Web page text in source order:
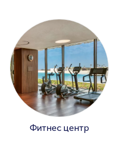
Фитнес центр